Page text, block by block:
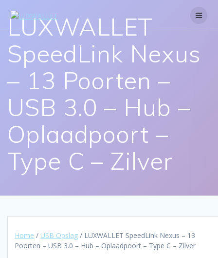
LUXWALLET
SpeedLink Nexus
– 13 Poorten –
USB 3.0 – Hub –
Oplaadpoort –
Type C – Zilver
Home / USB Opslag / LUXWALLET SpeedLink Nexus – 13
Poorten – USB 3.0 – Hub – Oplaadpoort – Type C – Zilver